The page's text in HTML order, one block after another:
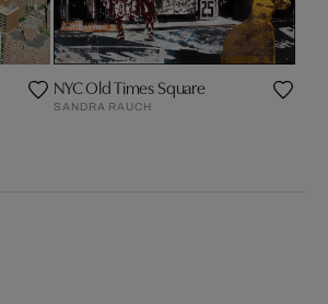
NYC Old Times Square
SANDRA RAUCH